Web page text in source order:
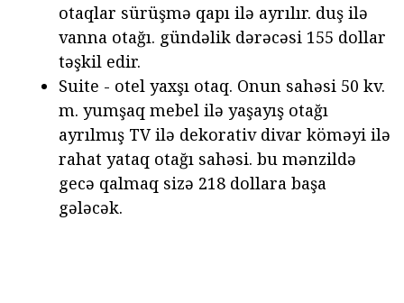
otaqlar sürüşmə qapı ilə ayrılır. duş ilə
vanna otağı. gündəlik dərəcəsi 155 dollar
təşkil edir.
Suite - otel yaxşı otaq. Onun sahəsi 50 kv.
m. yumşaq mebel ilə yaşayış otağı
ayrılmış TV ilə dekorativ divar köməyi ilə
rahat yataq otağı sahəsi. bu mənzildə
gecə qalmaq sizə 218 dollara başa
gələcək.